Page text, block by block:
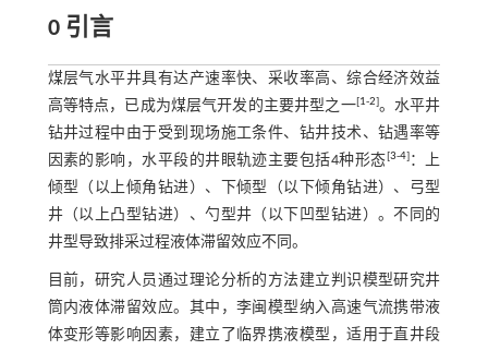
0 引言
煤层气水平井具有达产速率快、采收率高、综合经济效益
高等特点，已成为煤层气开发的主要井型之一[1-2]。水平井
钻井过程中由于受到现场施工条件、钻井技术、钻遇率等
因素的影响，水平段的井眼轨迹主要包括4种形态[3-4]：上
倾型（以上倾角钻进）、下倾型（以下倾角钻进）、弓型
井（以上凸型钻进）、勺型井（以下凹型钻进）。不同的
井型导致排采过程液体滞留效应不同。
目前，研究人员通过理论分析的方法建立判识模型研究井
筒内液体滞留效应。其中，李闽模型纳入高速气流携带液
体变形等影响因素，建立了临界携液模型，适用于直井段